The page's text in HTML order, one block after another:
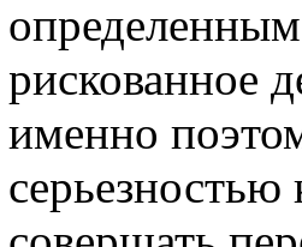
рискованное
именно